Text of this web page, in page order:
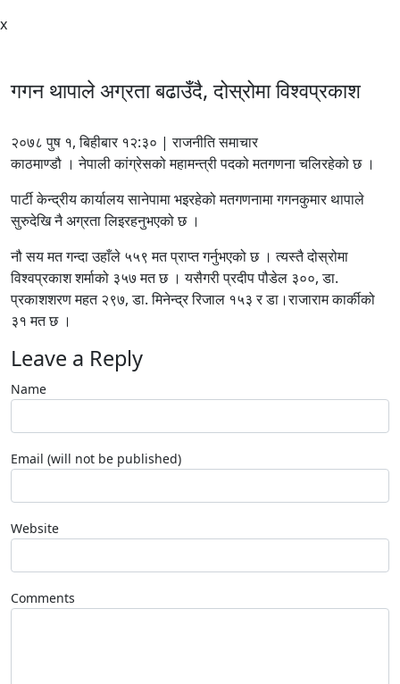
x
गगन थापाले अग्रता बढाउँदै, दोस्रोमा विश्वप्रकाश
२०७८ पुष १, बिहीबार १२:३० | राजनीति समाचार
काठमाण्डौ । नेपाली कांग्रेसको महामन्त्री पदको मतगणना चलिरहेको छ ।
पार्टी केन्द्रीय कार्यालय सानेपामा भइरहेको मतगणनामा गगनकुमार थापाले
सुरुदेखि नै अग्रता लिइरहनुभएको छ ।
नौ सय मत गन्दा उहाँले ५५९ मत प्राप्त गर्नुभएको छ । त्यस्तै दोस्रोमा
विश्वप्रकाश शर्माको ३५७ मत छ । यसैगरी प्रदीप पौडेल ३००, डा.
प्रकाशशरण महत २९७, डा. मिनेन्द्र रिजाल १५३ र डा।राजाराम कार्कीको
३१ मत छ ।
Leave a Reply
Name
Email (will not be published)
Website
Comments